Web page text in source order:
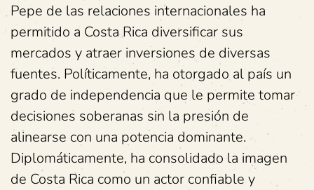
Pepe de las relaciones internacionales ha
permitido a Costa Rica diversificar sus
mercados y atraer inversiones de diversas
fuentes. Políticamente, ha otorgado al país un
grado de independencia que le permite tomar
decisiones soberanas sin la presión de
alinearse con una potencia dominante.
Diplomáticamente, ha consolidado la imagen
de Costa Rica como un actor confiable y